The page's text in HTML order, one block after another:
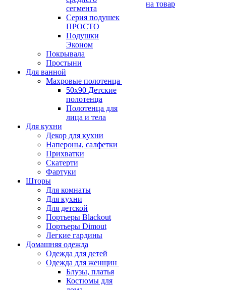
сегмента
Серия подушек
ПРОСТО
Подушки
Эконом
Покрывала
Простыни
Для ванной
Махровые полотенца
50х90 Детские
полотенца
Полотенца для
лица и тела
Для кухни
Декор для кухни
Напероны, салфетки
Прихватки
Скатерти
Фартуки
Шторы
Для комнаты
Для кухни
Для детской
Портьеры Blackout
Портьеры Dimout
Легкие гардины
Домашняя одежда
Одежда для детей
Одежда для женщин
Блузы, платья
Костюмы для
на товар